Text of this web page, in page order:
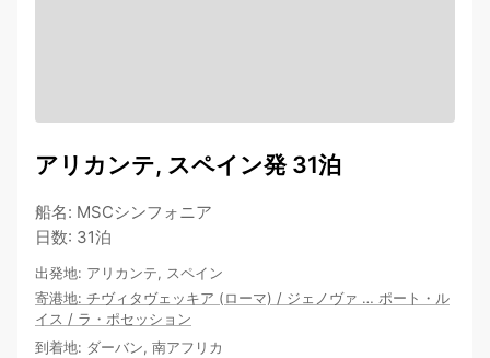
アリカンテ, スペイン発 31泊
船名: MSCシンフォニア
日数: 31泊
出発地: アリカンテ, スペイン
寄港地: チヴィタヴェッキア (ローマ) / ジェノヴァ … ポート・ル
イス / ラ・ポセッション
到着地: ダーバン, 南アフリカ